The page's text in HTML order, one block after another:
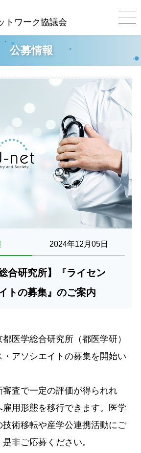
トワーク協議会
公募情報
2024年12月05日
合研究所】『ライセン
トの募集』のご案内
医学総合研究所（都医学研）
アソシエイトの募集を開始い
審査で一定の評価が得られれ
用形態を移行できます。医学
技術移転や産学公連携活動にご
非ご応募ください。